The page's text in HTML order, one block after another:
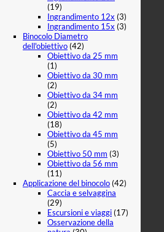
(19)
Ingrandimento 12x (3)
Ingrandimento 15x (3)
Binocolo Diametro
dell'obiettivo(42)
Obiettivo da 25 mm
(1)
Obiettivo da 30 mm
(2)
Obiettivo da 34 mm
(2)
Obiettivo da 42 mm
(18)
Obiettivo da 45 mm
(5)
Obiettivo 50 mm (3)
Obiettivo da 56 mm
(11)
Applicazione del binocolo(42)
Caccia e selvaggina
(29)
Escursioni e viaggi(17)
Osservazione della